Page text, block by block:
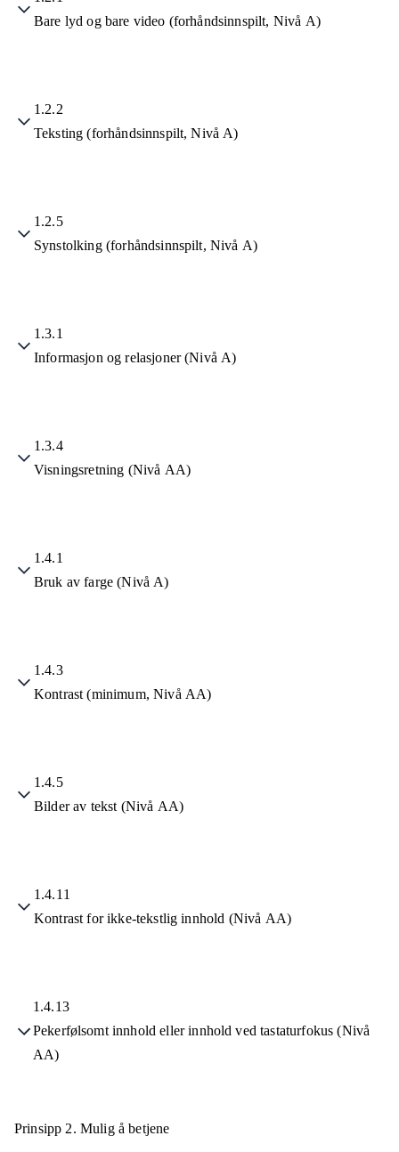
Bare lyd og bare video (forhåndsinnspilt, Nivå A)
1.2.2
Teksting (forhåndsinnspilt, Nivå A)
1.2.5
Synstolking (forhåndsinnspilt, Nivå A)
1.3.1
Informasjon og relasjoner (Nivå A)
1.3.4
Visningsretning (Nivå AA)
1.4.1
Bruk av farge (Nivå A)
1.4.3
Kontrast (minimum, Nivå AA)
1.4.5
Bilder av tekst (Nivå AA)
1.4.11
Kontrast for ikke-tekstlig innhold (Nivå AA)
1.4.13
Pekerfølsomt innhold eller innhold ved tastaturfokus (Nivå
AA)
Prinsipp 2. Mulig å betjene